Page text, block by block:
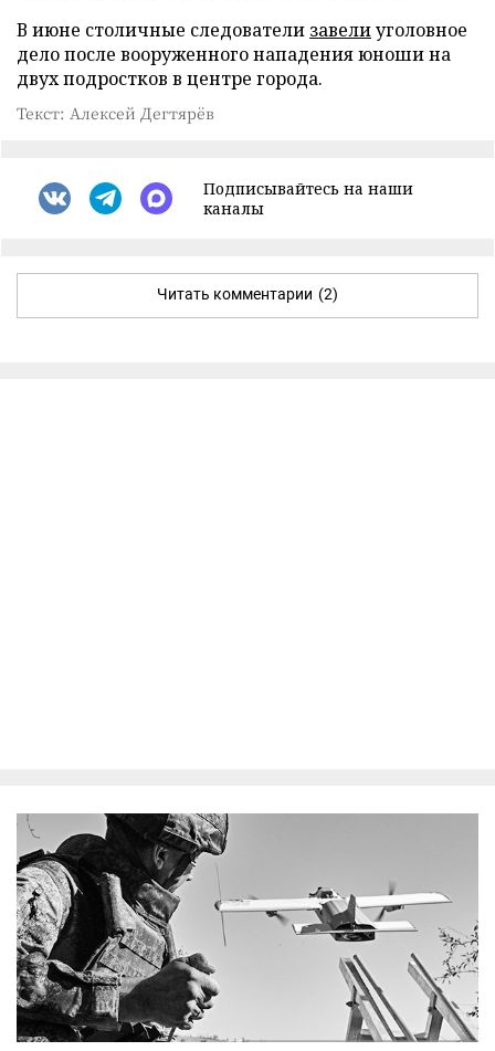
В июне столичные следователи завелиуголовное
дело после вооруженного нападения юноши на
двух подростков в центре города.
Текст: Алексей Дегтярёв
Подписывайтесь на наши
каналы
Читать комментарии (2)